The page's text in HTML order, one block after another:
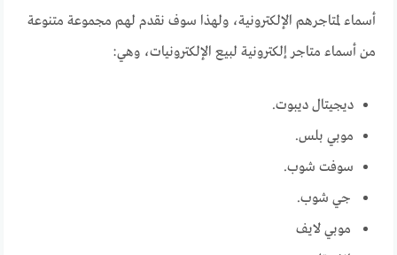
أسماء لمتاجرهم الإلكترونية، ولهذا سوف نقدم لهم مجموعة متنوعة
من أسماء متاجر إلكترونية لبيع الإلكترونيات، وهي:
ديجيتال ديبوت.
موبي بلس.
سوفت شوب.
جي شوب.
موبي لايف